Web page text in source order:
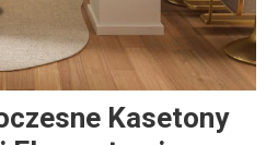
Kasetony